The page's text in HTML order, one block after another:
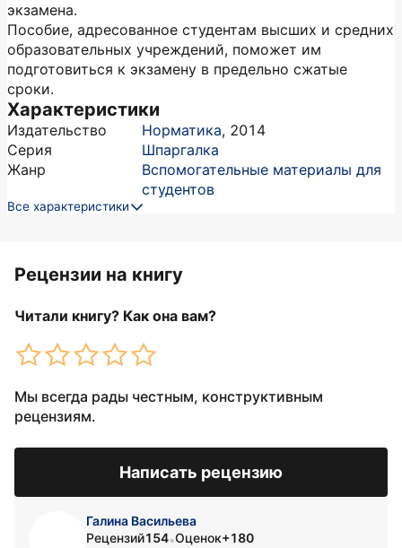
экзамена.
Пособие, адресованное студентам высших и средних
образовательных учреждений, поможет им
подготовиться к экзамену в предельно сжатые
сроки.
Характеристики
Издательство Норматика, 2014
Серия
Шпаргалка
Жанр
Вспомогательные материалы для
студентов
Все характеристики
Рецензии на книгу
Читали книгу? Как она вам?
Мы всегда рады честным, конструктивным
рецензиям.
Написать рецензию
Галина Васильева
Рецензий154•Оценок+180